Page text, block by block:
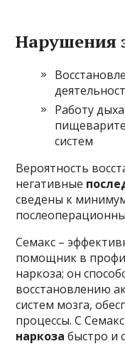
Нарушения
Работу
систем
Вероятность
негативные
сведены к
Семакс –
помощник в
наркоза; он
восстановлению
систем мозга,
процессы. С
наркоза быстро и